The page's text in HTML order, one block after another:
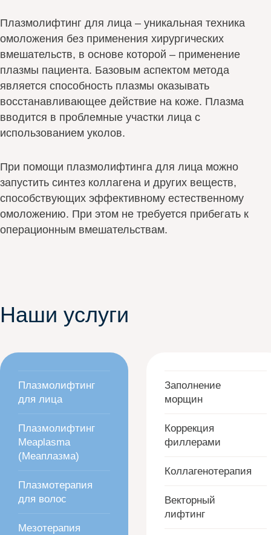
Плазмолифтинг для лица – уникальная техника
омоложения без применения хирургических
вмешательств, в основе которой – применение
плазмы пациента. Базовым аспектом метода
является способность плазмы оказывать
восстанавливающее действие на коже. Плазма
вводится в проблемные участки лица с
использованием уколов.
При помощи плазмолифтинга для лица можно
запустить синтез коллагена и других веществ,
способствующих эффективному естественному
омоложению. При этом не требуется прибегать к
операционным вмешательствам.
Наши услуги
Плазмолифтинг
для лица
Плазмолифтинг
Meaplasma
(Меаплазма)
Плазмотерапия
для волос
Мезотерапия
Заполнение
морщин
Коррекция
филлерами
Коллагенотерапия
Векторный
лифтинг